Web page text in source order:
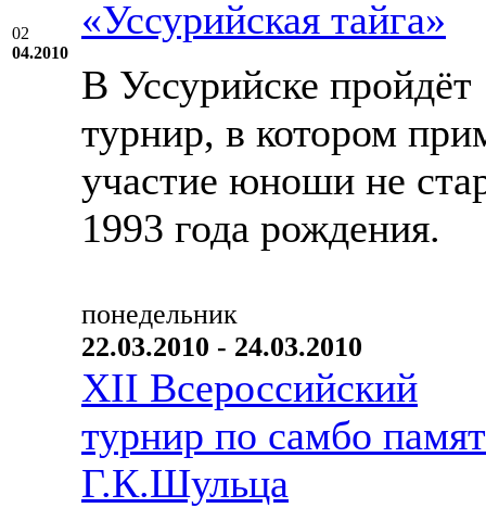
02
04.2010
«Уссурийская тайга»
В Уссурийске пройдёт
турнир, в котором
участие юноши не
1993 года рождения.
понедельник
22.03.2010 - 24.03.2010
XII Всероссийский
турнир по самбо
Г.К.Шульца